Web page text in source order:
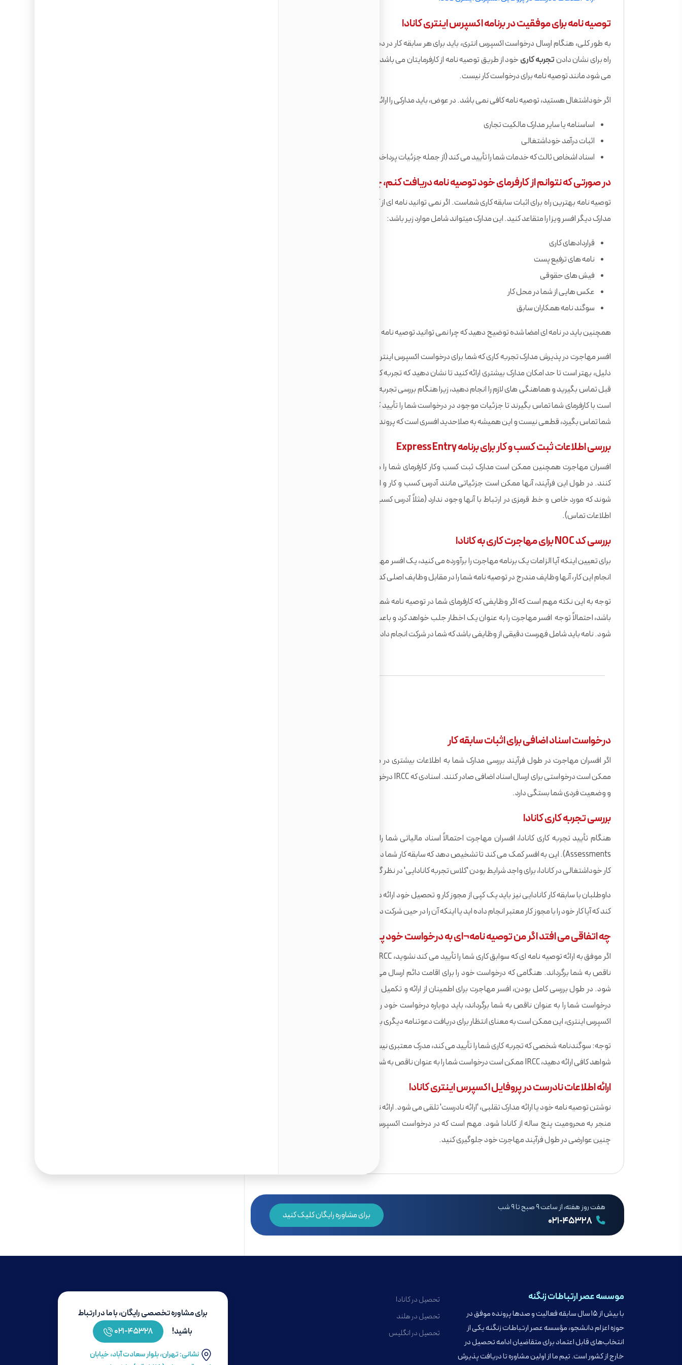
توصیه نامه برای موفقیت در برنامه اکسپرس اینتری کانادا
به طور کلی، هنگام ارسال درخواست اکسپرس انتری، باید برای هر سابقه کار در ده سال گذشته مدرک ارائه دهید. بهترین
راه برای نشان دادنتجربه کاری خود از طریق توصیه نامه از کارفرمایتان می باشد. توصیه نامه ای که برای مهاجرت نگارش
می شود مانند توصیه نامه برای درخواست کار نیست.
اگر خوداشتغال هستید، توصیه نامه کافی نمی باشد. در عوض، باید مدارکی را ارائه دهید از قبیل:
اساسنامه یا سایر مدارک مالکیت تجاری
اثبات درآمد خوداشتغالی
اسناد اشخاص ثالث که خدمات شما را تأیید می کند (از جمله جزئیات پرداخت)
در صورتی که نتوانم از کارفرمای خود توصیه نامه دریافت کنم، چه اقداماتی انجام دهم؟
توصیه نامه بهترین راه برای اثبات سابقه کاری شماست. اگر نمی توانید نامه ای از کارفرمای خود دریافت کنید، می توانید با
مدارک دیگر افسر ویزا را متقاعد کنید. این مدارک میتواند شامل موارد زیر باشد:
قراردادهای کاری
نامه های ترفیع پست
فیش های حقوقی
عکس هایی از شما در محل کار
سوگند نامه همکاران سابق
همچنین باید در نامه ای امضا شده توضیح دهید که چرا نمی توانید توصیه نامه ارائه کنید.
افسر مهاجرت در پذیرش مدارک تجربه کاری که شما برای درخواست اکسپرس اینتری ارسال می کنید، مختار است. به همین
دلیل، بهتر است تا حد امکان مدارک بیشتری ارائه کنید تا نشان دهید که تجربه کاری شما واقعی است. با محل کار خود از
قبل تماس بگیرید و هماهنگی های لازم را انجام دهید، زیرا هنگام بررسی تجربه کاری شما، افسران مهاجرت کانادا ممکن
شما تماس بگیرد، قطعی نیست و این همیشه به صلاحدید افسری است که پرونده شما را بررسی می کند.
بررسی اطلاعات ثبت کسب و کار برای برنامه Express Entry
افسران مهاجرت همچنین ممکن است مدارک ثبت کسب وکار کارفرمای شما را هنگام تایید سابقه اشتغال شما بررسی
کنند. در طول این فرآیند، آنها ممکن است جزئیاتی مانند آدرس کسب و کار و اطلاعات تماس را بررسی کنند تا مطمئن
شوند که مورد خاص و خط قرمزی در ارتباط با آنها وجود ندارد (مثلاً آدرس کسب و کار، آدرس ایمیل خصوصی همراه با
اطلاعات تماس).
بررسی کد NOC برای مهاجرت کاری به کانادا
انجام این کار، آنها وظایف مندرج در توصیه نامه شما را در مقابل وظایف اصلی کد NOC انتخابی شما بررسی خواهند کرد.
باشد، احتمالاً توجه افسر مهاجرت را به عنوان یک اخطار جلب خواهد کرد و باعث شک او به راست بودن توصیه نامه می
شود. نامه باید شامل فهرست دقیقی از وظایفی باشد که شما در شرکت انجام داده اید.
درخواست اسناد اضافی برای اثبات سابقه کار
اگر افسران مهاجرت در طول فرآیند بررسی مدارک شما به اطلاعات بیشتری در مورد تجربه کاری شما نیاز داشته باشند،
ممکن است درخواستی برای ارسال اسناد اضافی صادر کنند. اسنادی که IRCC درخواست می کند به آنچه قبلاً ارسال کرده اید
و وضعیت فردی شما بستگی دارد.
بررسی تجربه کاری کانادا
Assessments). این به افسر کمک می کند تا تشخیص دهد که سابقه کار شما در کانادا خوداشتغالی نبوده است. تجربه
کار خوداشتغالی در کانادا، برای واجد شرایط بودن 'کلاس تجربه کانادایی' در نظر گرفته نمی شود.
داوطلبان با سابقه کار کانادایی نیز باید یک کپی از مجوز کار و تحصیل خود ارائه دهند. این به افسر کمک می کند تا تأیید
کند که آیا کار خود را با مجوز کار معتبر انجام داده اید یا اینکه آن را در حین شرکت در مطالعات تمام وقت انجام داده اید.
چه اتفاقی می افتد اگر من توصیه نامه¬ای به درخواست خود پیوست نکنم؟
ناقص به شما برگرداند. هنگامی که درخواست خود را برای اقامت دائم ارسال می کنید، بررسی کامل بودن آن انجام می
شود. در طول بررسی کامل بودن، افسر مهاجرت برای اطمینان از ارائه و تکمیل مدارک پشتیبان اقدام می کند. اگر افسر
درخواست شما را به عنوان ناقص به شما برگرداند، باید دوباره درخواست خود را ارسال کنید. هنگام درخواست از طریق
اکسپرس اینتری، این ممکن است به معنای انتظار برای دریافت دعوتنامه دیگری برای درخواست (ITA) باشد.
توجه: سوگندنامه شخصی که تجربه کاری شما را تأیید می کند، مدرک معتبری نیست. اگر یک سوگندنامه شخصی به جای
شواهد کافی ارائه دهید، IRCC ممکن است درخواست شما را به عنوان ناقص به شما برگرداند.
ارائه اطلاعات نادرست در پروفایل اکسپرس اینتری کانادا
نوشتن توصیه نامه خود یا ارائه مدارک تقلبی، 'ارائه نادرست' تلقی می شود. ارائه نادرست یک اتهام جدی است و می تواند
منجر به محرومیت پنج ساله از کانادا شود. مهم است که در درخواست اکسپرس انتری خود صادق و صریح باشید تا از
چنین عوارضی در طول فرآیند مهاجرت خود جلوگیری کنید.
هفت روز هفته، از ساعت ۹ صبح تا ۹ شب
برای مشاوره رایگان کلیک کنید
موسسه عصر ارتباطات زنگنه
با بیش از ۱۵ سال سابقه فعالیت و صدها پرونده موفق در
حوزه اعزام دانشجو، مؤسسه عصر ارتباطات زنگنه یکی از
انتخاب‌های قابل اعتماد برای متقاضیان ادامه تحصیل در
خارج از کشور است. تیم ما از اولین مشاوره تا دریافت پذیرش
تحصیل در کانادا
تحصیل در هلند
تحصیل در انگلیس
برای مشاوره تخصصی رایگان، با ما در ارتباط
باشید!
۴۵۳۲۸-۰۲۱
نشانی: تهران، بلوار سعادت آباد، خیابان